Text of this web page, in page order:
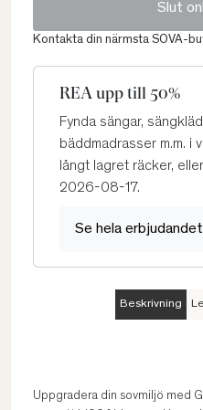
Slut
Kontakta din närmsta SOVA-
REA upp till 50%
Fynda sängar,
bäddmadrasser m.m. i
långt lagret räcker,
2026-08-17.
Se hela erbjudandet
Beskrivning
Uppgradera din sovmiljö med